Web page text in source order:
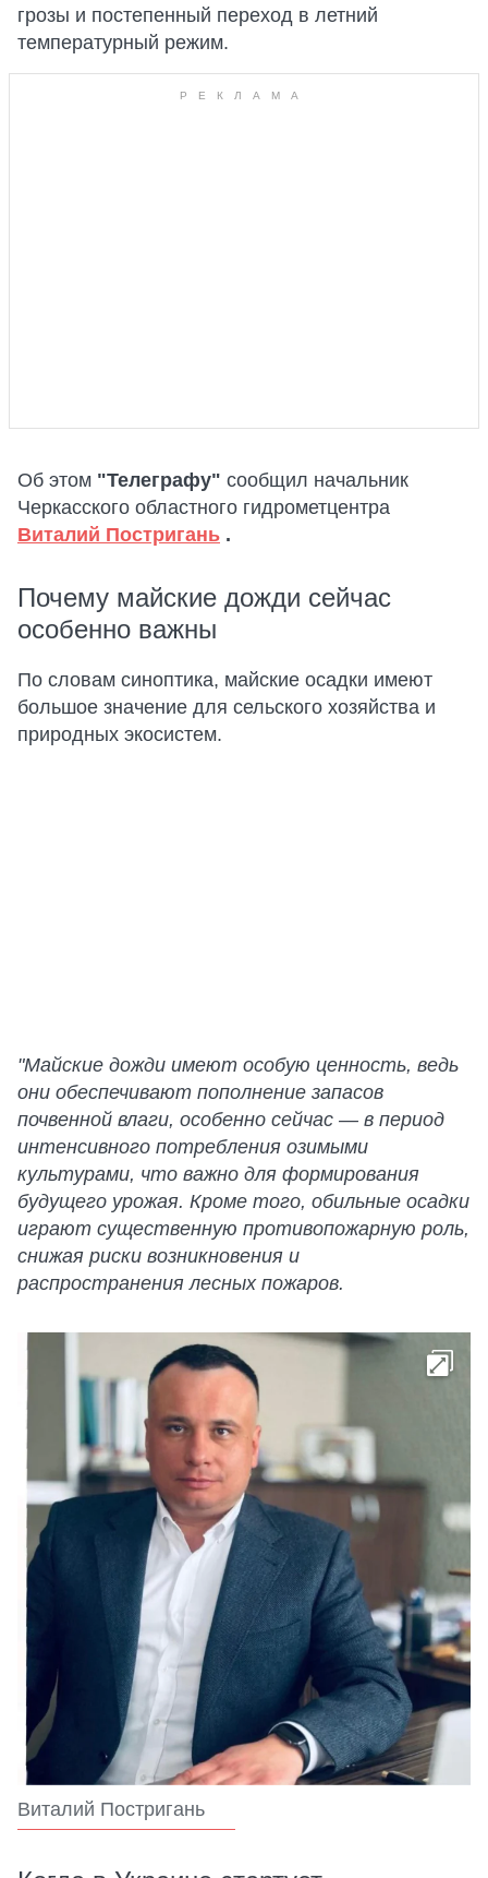
грозы и постепенный переход в летний
температурный режим.
Об этом "Телеграфу" сообщил начальник
Черкасского областного гидрометцентра
Виталий Постригань .
Почему майские дожди сейчас
особенно важны
По словам синоптика, майские осадки имеют
большое значение для сельского хозяйства и
природных экосистем.
"Майские дожди имеют особую ценность, ведь
они обеспечивают пополнение запасов
почвенной влаги, особенно сейчас — в период
интенсивного потребления озимыми
культурами, что важно для формирования
будущего урожая. Кроме того, обильные осадки
играют существенную противопожарную роль,
снижая риски возникновения и
распространения лесных пожаров.
Виталий Постригань